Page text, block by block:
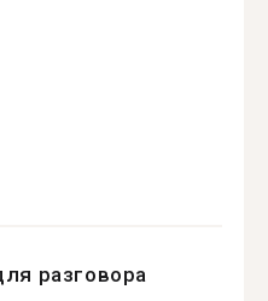
разговора